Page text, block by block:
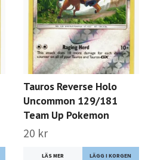
Tauros Reverse Holo
Uncommon 129/181
Team Up Pokemon
20 kr
LÄS MER